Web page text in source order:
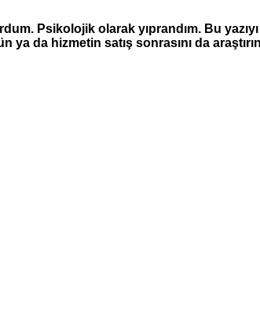
Psikolojik olarak yıprandım. Bu
da hizmetin satış sonrasını da